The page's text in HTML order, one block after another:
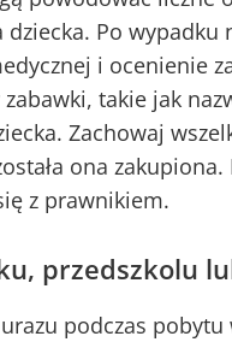
dziecka. Po
i ocenienie
zabawki, takie jak
Zachowaj
ona
z prawnikiem.
przedszkolu
podczas pobytu